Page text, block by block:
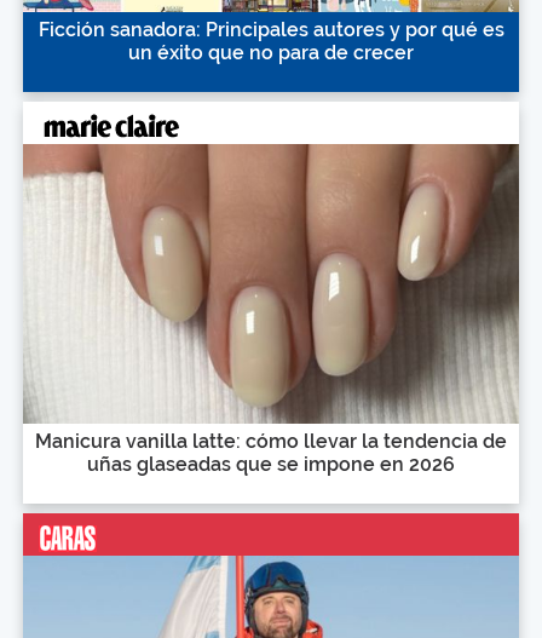
Ficción sanadora: Principales autores y por qué es
un éxito que no para de crecer
Manicura vanilla latte: cómo llevar la tendencia de
uñas glaseadas que se impone en 2026